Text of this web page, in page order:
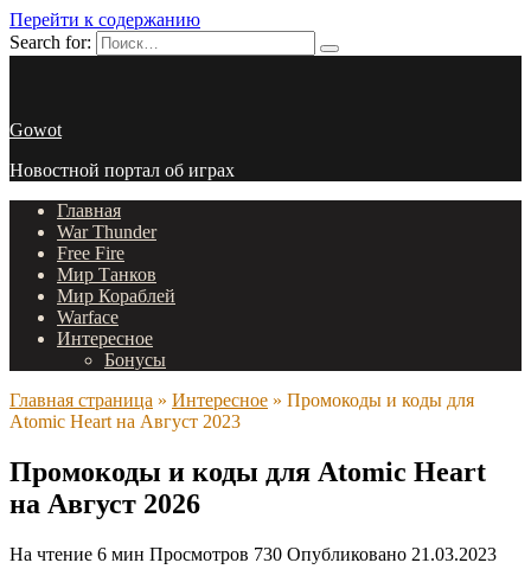
Перейти к содержанию
Search for:
Gowot
Новостной портал об играх
Главная
War Thunder
Free Fire
Мир Танков
Мир Кораблей
Warface
Интересное
Бонусы
Главная страница » Интересное » Промокоды и коды для
Atomic Heart на Август 2023
Промокоды и коды для Atomic Heart
на Август 2026
На чтение 6 мин Просмотров 730 Опубликовано 21.03.2023